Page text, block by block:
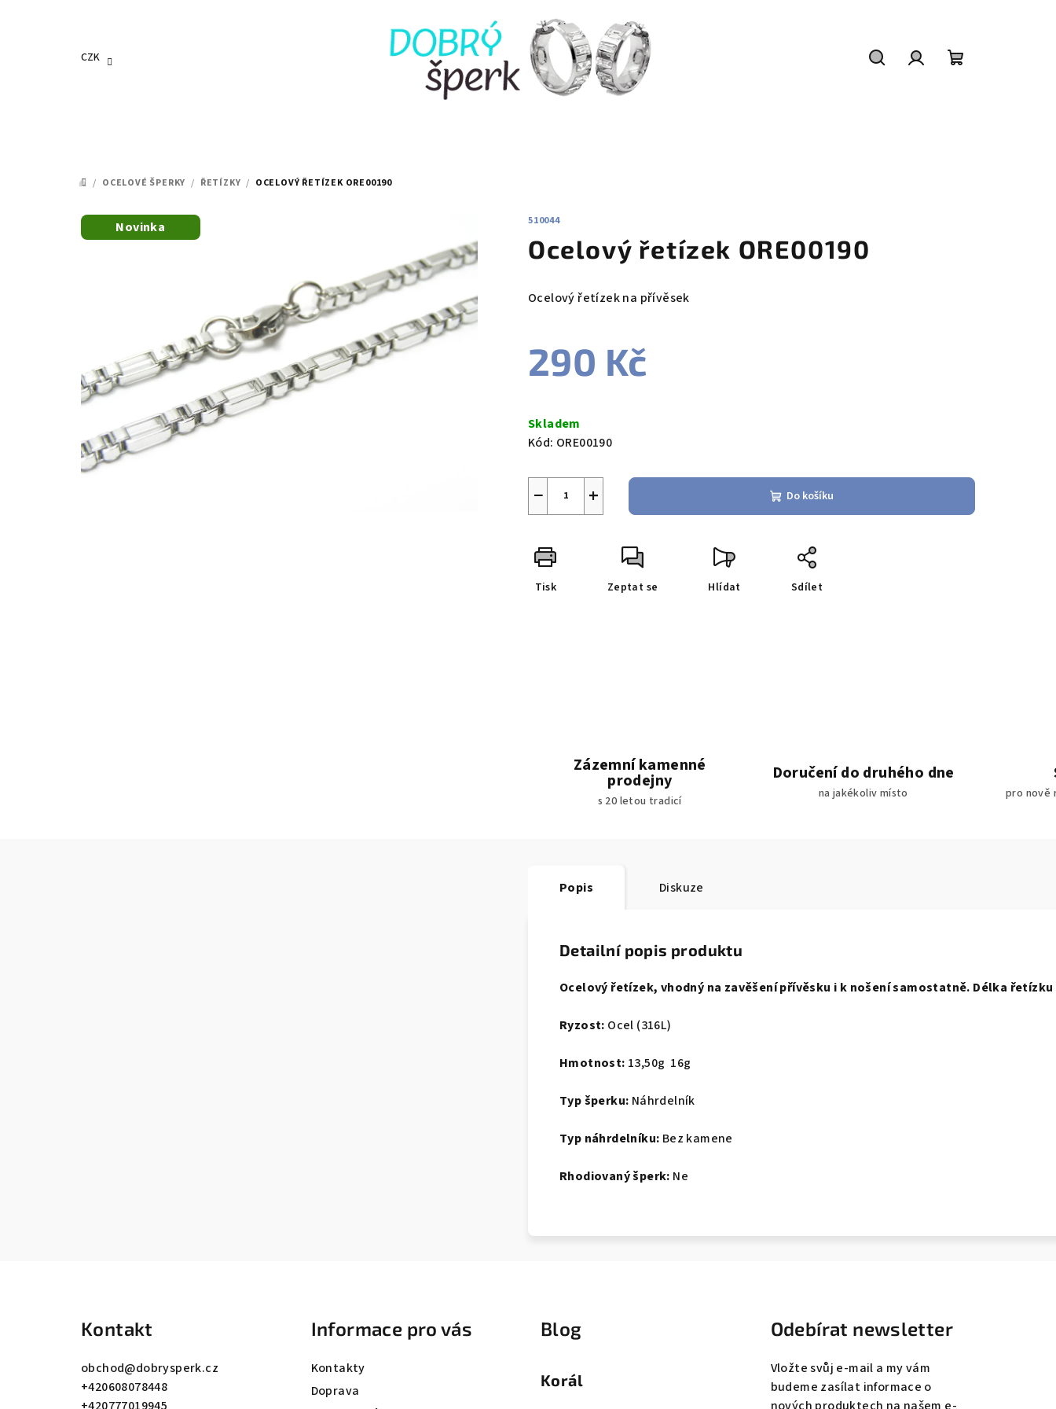
CZK
DOMŮ
/ OCELOVÉ ŠPERKY / ŘETÍZKY / OCELOVÝ ŘETÍZEK ORE00190
510044
Ocelový řetízek ORE00190
Ocelový řetízek na přívěsek
290 Kč
cena:
Skladem
Kód: ORE00190
+
− Do košíku
Tisk Zeptat se Hlídat Sdílet
Novinka
Zázemní kamenné
prodejny
s 20 letou tradicí
Doručení do druhého dne
na jakékoliv místo pro nově
Popis Diskuze
Detailní popis produktu
Ocelový řetízek, vhodný na zavěšení přívěsku i k nošení samostatně. Délka
Ryzost: Ocel (316L)
Hmotnost: 13,50g 16g
Typ šperku: Náhrdelník
Typ náhrdelníku: Bez kamene
Rhodiovaný šperk: Ne
Kontakt
obchod@dobrysperk.cz
+420608078448
Informace pro vás
Kontakty
Doprava
Blog
Korál
Odebírat newsletter
Vložte svůj e-mail a my vám
budeme zasílat informace o